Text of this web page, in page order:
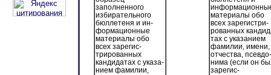
заполненного
избирательного
бюллетеня и ин-
формационные
материалы обо
всех зарегис-
трированных
кандидатах с указа-
нием фамилии,
материалы обо
всех зарегистри-
рованных
тах с указанием
фамилии, имени,
отчества, псевдо-
нима (если он
зарегис-